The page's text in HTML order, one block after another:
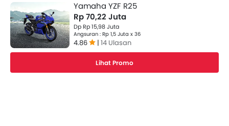
Yamaha YZF R25
Rp 70,22 Juta
Dp Rp 15,98 Juta
Angsuran : Rp 1,5 Juta x 36
4.86 | 14 Ulasan
Lihat Promo